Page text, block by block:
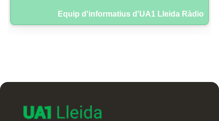
Equip d'informatius d'UA1 Lleida Ràdio